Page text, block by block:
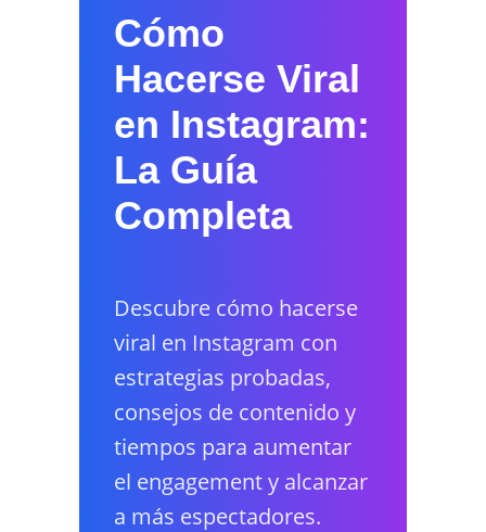
Cómo
Hacerse Viral
en Instagram:
La Guía
Completa
Descubre cómo hacerse
viral en Instagram con
estrategias probadas,
consejos de contenido y
tiempos para aumentar
el engagement y alcanzar
a más espectadores.